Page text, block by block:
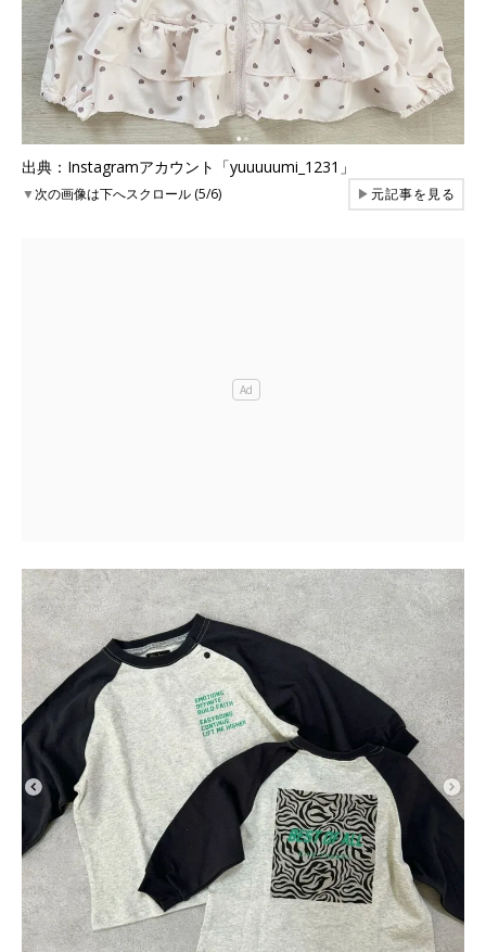
出典：Instagramアカウント「yuuuuumi_1231」
▼次の画像は下へスクロール (5/6) ▶元記事を見る